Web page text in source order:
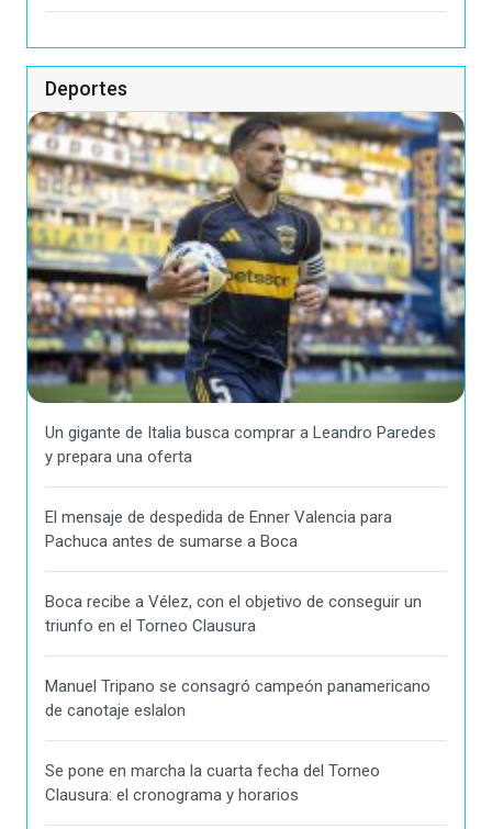
Deportes
Un gigante de Italia busca comprar a Leandro Paredes
y prepara una oferta
El mensaje de despedida de Enner Valencia para
Pachuca antes de sumarse a Boca
Boca recibe a Vélez, con el objetivo de conseguir un
triunfo en el Torneo Clausura
Manuel Tripano se consagró campeón panamericano
de canotaje eslalon
Se pone en marcha la cuarta fecha del Torneo
Clausura: el cronograma y horarios